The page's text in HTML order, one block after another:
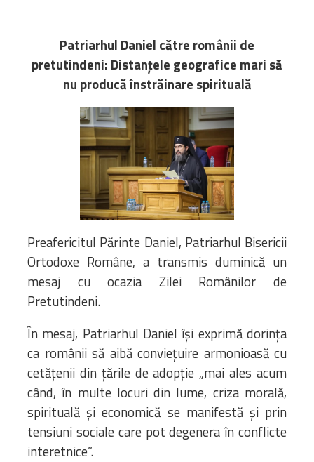
Lettere pastorali
Biblioteca
Risorse multimediali
Opinioni Ortodosse
Dalla vita
della”famiglia” della
diocesi
CSDE
La Parola del Vescovo
Lectura Lunii
Parohiilor
CONTATTI
Patriarhul Daniel către românii de
pretutindeni: Distanțele geografice mari să
nu producă înstrăinare spirituală
Preafericitul Părinte Daniel, Patriarhul Bisericii
Ortodoxe Române, a transmis duminică un
mesaj cu ocazia Zilei Românilor de
Pretutindeni.
În mesaj, Patriarhul Daniel își exprimă dorința
ca românii să aibă conviețuire armonioasă cu
cetățenii din țările de adopție „mai ales acum
când, în multe locuri din lume, criza morală,
spirituală și economică se manifestă și prin
tensiuni sociale care pot degenera în conflicte
interetnice”.